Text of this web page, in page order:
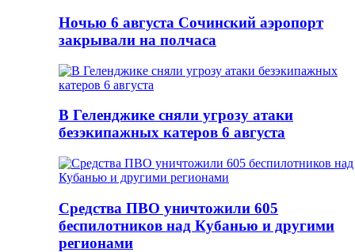
Ночью 6 августа Сочинский аэропорт
закрывали на полчаса
В Геленджике сняли угрозу атаки
безэкипажных катеров 6 августа
Средства ПВО уничтожили 605
беспилотников над Кубанью и другими
регионами